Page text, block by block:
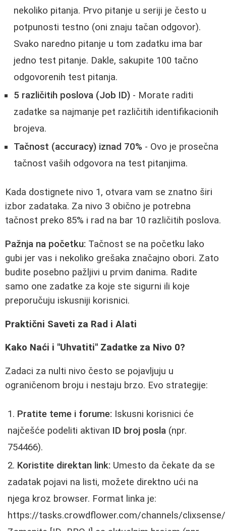
nekoliko pitanja. Prvo pitanje u seriji je često u
potpunosti testno (oni znaju tačan odgovor).
Svako naredno pitanje u tom zadatku ima bar
jedno test pitanje. Dakle, sakupite 100 tačno
odgovorenih test pitanja.
5 različitih poslova (Job ID) - Morate raditi
zadatke sa najmanje pet različitih identifikacionih
brojeva.
Tačnost (accuracy) iznad 70% - Ovo je prosečna
tačnost vaših odgovora na test pitanjima.
Kada dostignete nivo 1, otvara vam se znatno širi
izbor zadataka. Za nivo 3 obično je potrebna
tačnost preko 85% i rad na bar 10 različitih poslova.
Pažnja na početku: Tačnost se na početku lako
gubi jer vas i nekoliko grešaka značajno obori. Zato
budite posebno pažljivi u prvim danima. Radite
samo one zadatke za koje ste sigurni ili koje
preporučuju iskusniji korisnici.
Praktični Saveti za Rad i Alati
Kako Naći i "Uhvatiti" Zadatke za Nivo 0?
Zadaci za nulti nivo često se pojavljuju u
ograničenom broju i nestaju brzo. Evo strategije:
Pratite teme i forume: Iskusni korisnici će
najčešće podeliti aktivan ID broj posla (npr.
754466).
Koristite direktan link: Umesto da čekate da se
zadatak pojavi na listi, možete direktno ući na
njega kroz browser. Format linka je:
https://tasks.crowdflower.com/channels/